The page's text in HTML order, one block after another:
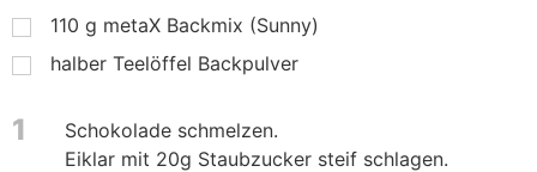
110 g metaX Backmix (Sunny)
halber Teelöffel Backpulver
1
Schokolade schmelzen.
Eiklar mit 20g Staubzucker steif schlagen.